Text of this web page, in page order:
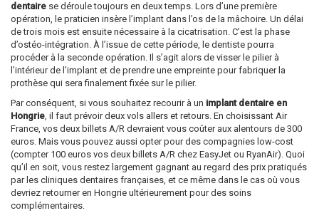
dentaire se déroule toujours en deux temps. Lors d’une première
opération, le praticien insère l’implant dans l’os de la mâchoire. Un délai
de trois mois est ensuite nécessaire à la cicatrisation. C’est la phase
d’ostéo-intégration. À l’issue de cette période, le dentiste pourra
procéder à la seconde opération. Il s’agit alors de visser le pilier à
l’intérieur de l’implant et de prendre une empreinte pour fabriquer la
prothèse qui sera finalement fixée sur le pilier.
Par conséquent, si vous souhaitez recourir à un implant dentaire en
Hongrie, il faut prévoir deux vols allers et retours. En choisissant Air
France, vos deux billets A/R devraient vous coûter aux alentours de 300
euros. Mais vous pouvez aussi opter pour des compagnies low-cost
(compter 100 euros vos deux billets A/R chez EasyJet ou RyanAir). Quoi
qu’il en soit, vous restez largement gagnant au regard des prix pratiqués
par les cliniques dentaires françaises, et ce même dans le cas où vous
devriez retourner en Hongrie ultérieurement pour des soins
complémentaires.